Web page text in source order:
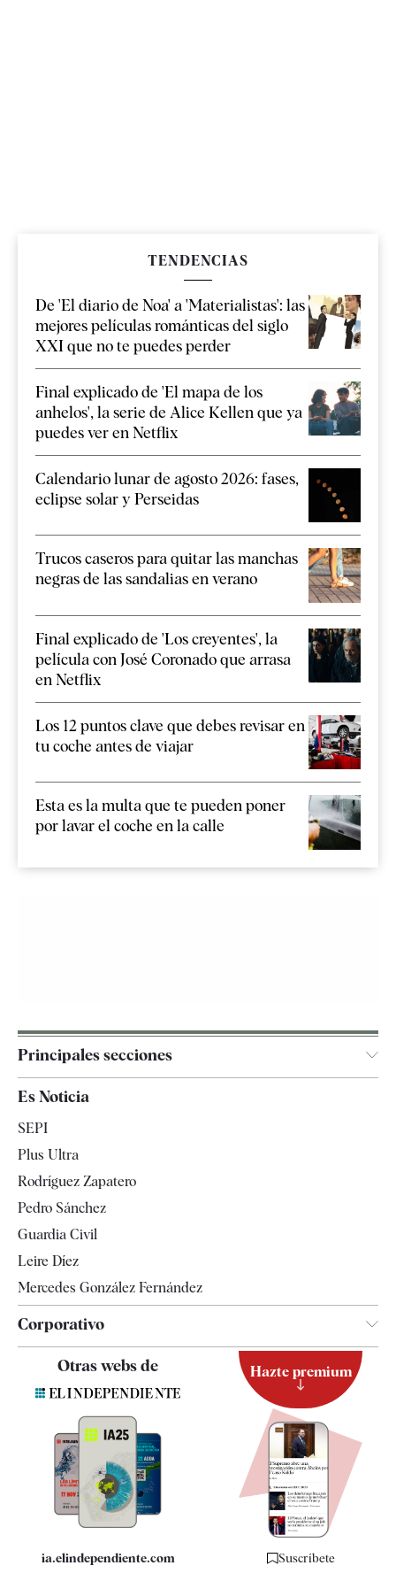
TENDENCIAS
De 'El diario de Noa' a 'Materialistas': las
mejores películas románticas del siglo
XXI que no te puedes perder
Final explicado de 'El mapa de los
anhelos', la serie de Alice Kellen que ya
puedes ver en Netflix
Calendario lunar de agosto 2026: fases,
eclipse solar y Perseidas
Trucos caseros para quitar las manchas
negras de las sandalias en verano
Final explicado de 'Los creyentes', la
película con José Coronado que arrasa
en Netflix
Los 12 puntos clave que debes revisar en
tu coche antes de viajar
Esta es la multa que te pueden poner
por lavar el coche en la calle
Principales secciones
España
Televisión
Es Noticia
SEPI
Plus Ultra
Rodríguez Zapatero
Pedro Sánchez
Guardia Civil
Leire Díez
Mercedes González Fernández
Corporativo
Contacto
Quiénes somos
Especificaciones
Otras webs de
ia.elindependiente.com
Hazte premium
Suscríbete